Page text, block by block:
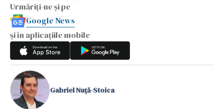
Urmăriți-ne și pe
Google News
și în aplicațiile mobile
Gabriel Nuță-Stoica